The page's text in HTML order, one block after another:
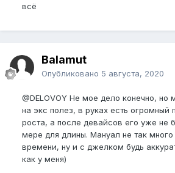
всё
Balamut
Опубликовано 5 августа, 2020
@DELOVOY Не мое дело конечно, но
на экс полез, в руках есть огромный
роста, а после девайсов его уже не
мере для длины. Мануал не так много
времени, ну и с джелком будь
как у меня)